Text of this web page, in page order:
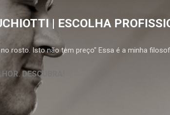
Pular para o conteúdo principal
| ESCOLHA
rosto. Isto não tem preço" Essa é a minha
DESCUBRA!